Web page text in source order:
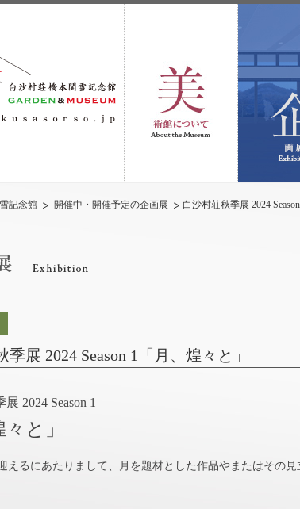
記念館 開催中・開催予定の企画展 白沙村荘秋季展 2024
季展 2024 Season 1「月、煌々と」
2024 Season 1
々と」
えるにあたりまして、月を題材とした作品やまたはその